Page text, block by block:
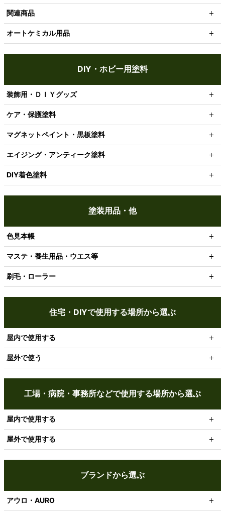
関連商品
オートケミカル用品
DIY・ホビー用塗料
装飾用・ＤＩＹグッズ
ケア・保護塗料
マグネットペイント・黒板塗料
エイジング・アンティーク塗料
DIY着色塗料
塗装用品・他
色見本帳
マステ・養生用品・ウエス等
刷毛・ローラー
住宅・DIYで使用する場所から選ぶ
屋内で使用する
屋外で使う
工場・病院・事務所などで使用する場所から選ぶ
屋内で使用する
屋外で使用する
ブランドから選ぶ
アウロ・AURO